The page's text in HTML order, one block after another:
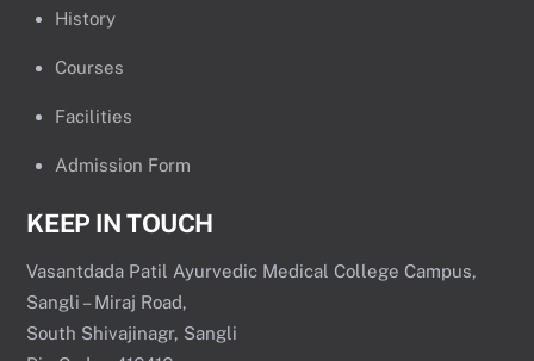
History
Courses
Facilities
Admission Form
KEEP IN TOUCH
Vasantdada Patil Ayurvedic Medical College Campus,
Sangli – Miraj Road,
South Shivajinagr, Sangli